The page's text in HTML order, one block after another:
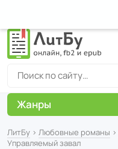
ЛитБу › Любовные романы ›
Управляемый завал
Жанры